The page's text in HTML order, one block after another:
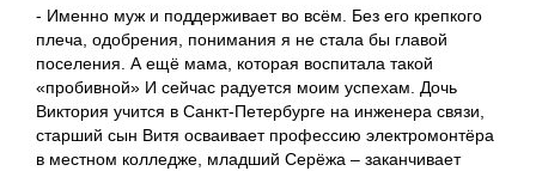
- Именно муж и поддерживает во всём. Без его крепкого
плеча, одобрения, понимания я не стала бы главой
поселения. А ещё мама, которая воспитала такой
«пробивной» И сейчас радуется моим успехам. Дочь
Виктория учится в Санкт-Петербурге на инженера связи,
старший сын Витя осваивает профессию электромонтёра
в местном колледже, младший Серёжа ‒ заканчивает